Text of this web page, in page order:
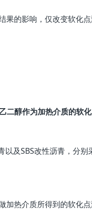
果的影响，仅改变软化
二醇作为加热介质的软
及SBS改性沥青，分
加热介质所得到的软化